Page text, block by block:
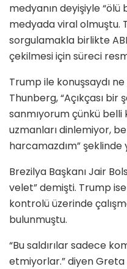
medyanın deyişiyle “ölü
medyada viral olmuştu.
sorgulamakla birlikte
çekilmesi için süreci
Trump ile konuşsaydı
Thunberg, “Açıkçası
sanmıyorum çünkü belli
uzmanları dinlemiyor,
harcamazdım” şeklinde
Brezilya Başkanı Jair
velet” demişti. Trump
kontrolü üzerinde
bulunmuştu.
“Bu saldırılar sadece
etmiyorlar.” diyen